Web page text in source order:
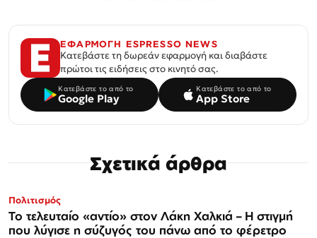
ΕΦΑΡΜΟΓΗ ESPRESSO NEWS
Κατεβάστε τη δωρεάν εφαρμογή και διαβάστε
πρώτοι τις ειδήσεις στο κινητό σας.
Κατεβάστε το από το
Google Play
Κατεβάστε το από το
App Store
Σχετικά άρθρα
Πολιτισμός
Το τελευταίο «αντίο» στον Λάκη Χαλκιά – Η στιγμή
που λύγισε η σύζυγός του πάνω από το φέρετρο